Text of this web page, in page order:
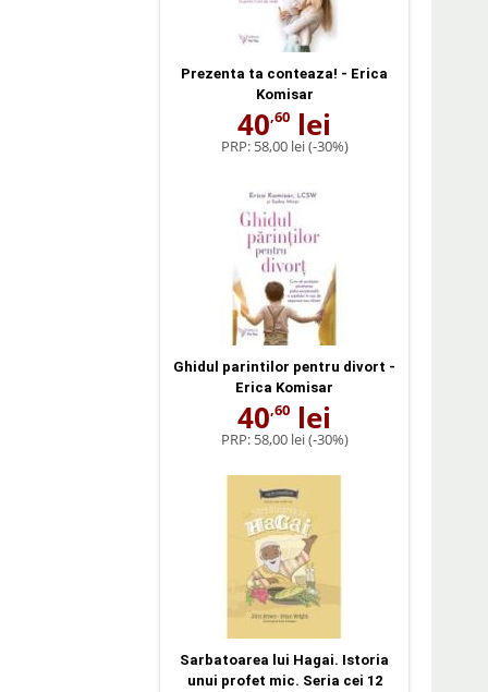
Prezenta ta conteaza! - Erica
Komisar
40,60 lei
PRP: 58,00 lei(-30%)
Ghidul parintilor pentru divort -
Erica Komisar
40,60 lei
PRP: 58,00 lei(-30%)
Sarbatoarea lui Hagai. Istoria
unui profet mic. Seria cei 12